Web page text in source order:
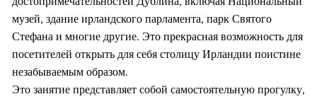
музей, здание ирландского парламента, парк Святого
Стефана и многие другие. Это прекрасная возможность для
посетителей открыть для себя столицу Ирландии поистине
незабываемым образом.
Это занятие представляет собой самостоятельную прогулку,